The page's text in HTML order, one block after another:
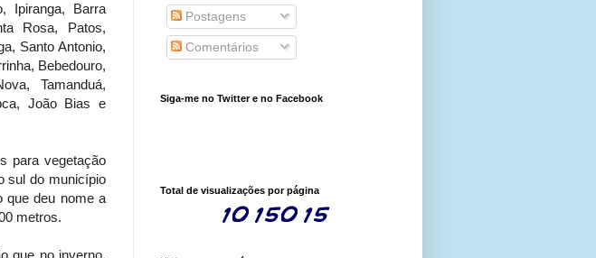
Ipiranga, Barra
Rosa, Patos,
Santo Antonio,
Bebedouro,
Tamanduá,
João Bias e
para vegetação
sul do município
que deu nome a
metros.
Postagens
Comentários
Siga-me no Twitter e no Facebook
Total de visualizações por página